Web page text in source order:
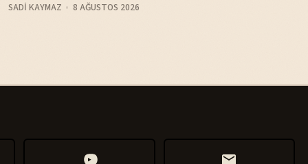
SADI KAYMAZ 8 AĞUSTOS 2026